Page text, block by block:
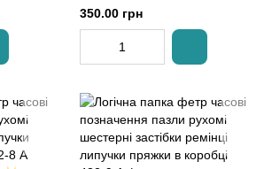
сортер водна розмальовка
водний маркер WToys
350.00 грн